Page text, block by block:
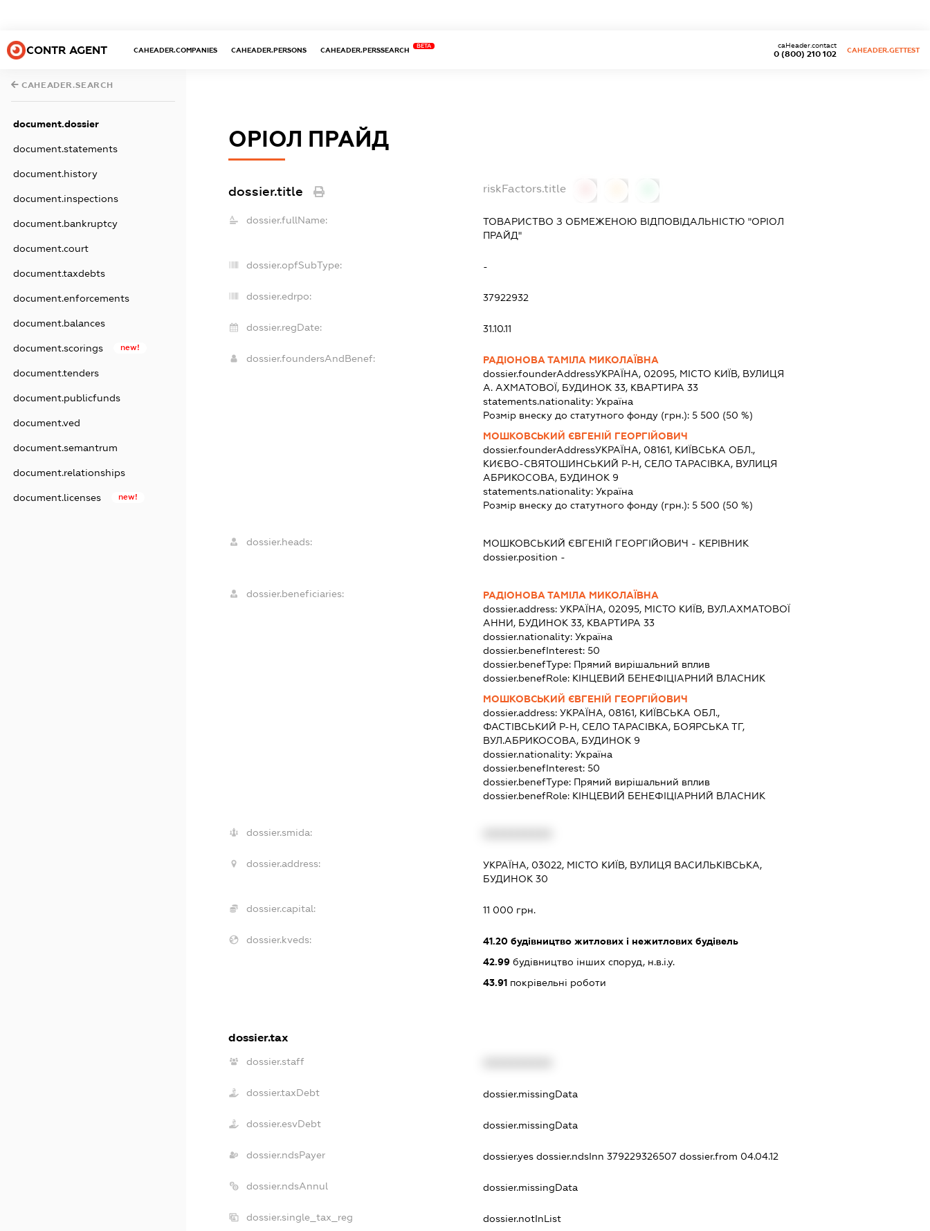
CONTR AGENT CAHEADER.COMPANIES CAHEADER.PERSONS CAHEADER.PERSSEARCH
BETA
0 (800) 210 102
caHeader.contact
CAHEADER.GETTEST
CAHEADER.SEARCH
document.dossier
document.statements
document.history
document.inspections
document.bankruptcy
document.court
document.taxdebts
document.enforcements
document.balances
document.scorings new!
document.tenders
document.publicfunds
document.ved
document.semantrum
document.relationships
document.licenses new!
ОРІОЛ ПРАЙД
dossier.title riskFactors.title
dossier.fullName:
ТОВАРИСТВО З ОБМЕЖЕНОЮ ВІДПОВІДАЛЬНІСТЮ "ОРІОЛ
ПРАЙД"
dossier.opfSubType: -
dossier.edrpo: 37922932
dossier.regDate: 31.10.11
dossier.foundersAndBenef:
РАДІОНОВА ТАМІЛА МИКОЛАЇВНА
dossier.founderAddressУКРАЇНА, 02095, МІСТО КИЇВ, ВУЛИЦЯ
А. АХМАТОВОЇ, БУДИНОК 33, КВАРТИРА 33
statements.nationality:Україна
Розмір внеску до статутного фонду (грн.):5 500 (50 %)
МОШКОВСЬКИЙ ЄВГЕНІЙ ГЕОРГІЙОВИЧ
dossier.founderAddressУКРАЇНА, 08161, КИЇВСЬКА ОБЛ.,
КИЄВО-СВЯТОШИНСЬКИЙ Р-Н, СЕЛО ТАРАСІВКА, ВУЛИЦЯ
АБРИКОСОВА, БУДИНОК 9
statements.nationality:Україна
Розмір внеску до статутного фонду (грн.):5 500 (50 %)
dossier.heads: МОШКОВСЬКИЙ ЄВГЕНІЙ ГЕОРГІЙОВИЧ - КЕРІВНИК
dossier.position -
dossier.beneficiaries:
РАДІОНОВА ТАМІЛА МИКОЛАЇВНА
dossier.address:УКРАЇНА, 02095, МІСТО КИЇВ, ВУЛ.АХМАТОВОЇ
АННИ, БУДИНОК 33, КВАРТИРА 33
dossier.nationality:Україна
dossier.benefInterest:50
dossier.benefType: Прямий вирішальний вплив
dossier.benefRole: КІНЦЕВИЙ БЕНЕФІЦІАРНИЙ ВЛАСНИК
МОШКОВСЬКИЙ ЄВГЕНІЙ ГЕОРГІЙОВИЧ
dossier.address:УКРАЇНА, 08161, КИЇВСЬКА ОБЛ.,
ФАСТІВСЬКИЙ Р-Н, СЕЛО ТАРАСІВКА, БОЯРСЬКА ТГ,
ВУЛ.АБРИКОСОВА, БУДИНОК 9
dossier.nationality:Україна
dossier.benefInterest:50
dossier.benefType: Прямий вирішальний вплив
dossier.benefRole: КІНЦЕВИЙ БЕНЕФІЦІАРНИЙ ВЛАСНИК
dossier.smida:
dossier.address:
УКРАЇНА, 03022, МІСТО КИЇВ, ВУЛИЦЯ ВАСИЛЬКІВСЬКА,
БУДИНОК 30
dossier.capital: 11 000 грн.
dossier.kveds: 41.20 будівництво житлових і нежитлових будівель
42.99 будівництво інших споруд, н.в.і.у.
43.91 покрівельні роботи
dossier.tax
dossier.staff
dossier.taxDebt dossier.missingData
dossier.esvDebt dossier.missingData
dossier.ndsPayer dossier.yesdossier.ndsInn 379229326507dossier.from 04.04.12
dossier.ndsAnnul dossier.missingData
dossier.single_tax_reg dossier.notInList